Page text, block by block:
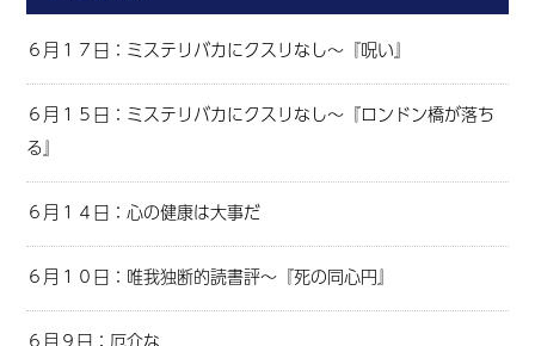
６月１７日：ミステリバカにクスリなし～『呪い』
６月１５日：ミステリバカにクスリなし～『ロンドン橋が落ち
る』
６月１４日：心の健康は大事だ
６月１０日：唯我独断的読書評～『死の同心円』
６月９日：厄介な